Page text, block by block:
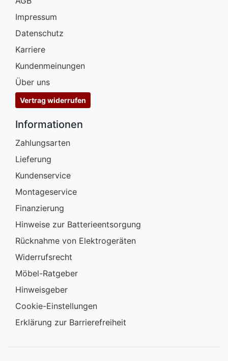
Impressum
Datenschutz
Karriere
Kundenmeinungen
Über uns
Vertrag widerrufen
Informationen
Zahlungsarten
Lieferung
Kundenservice
Montageservice
Finanzierung
Hinweise zur Batterieentsorgung
Rücknahme von Elektrogeräten
Widerrufsrecht
Möbel-Ratgeber
Hinweisgeber
Cookie-Einstellungen
Erklärung zur Barrierefreiheit